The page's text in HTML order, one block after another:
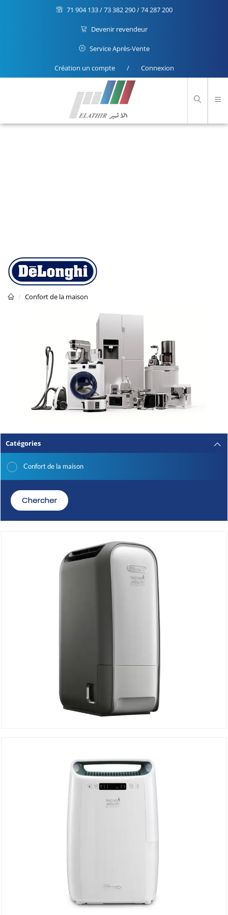
71 904 133 / 73 382 290 / 74 287 200
Devenir revendeur
Service Après-Vente
Création un compte / Connexion
Confort de la maison
Catégories
Confort de la maison
Chercher